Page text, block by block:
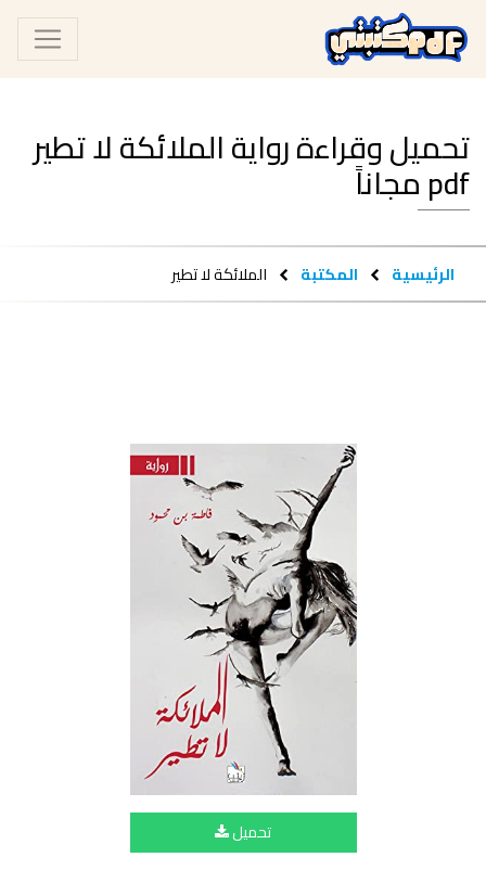
تحميل وقراءة رواية الملائكة لا تطير
pdf مجاناً
الرئيسية المكتبة الملائكة لا تطير
تحميل